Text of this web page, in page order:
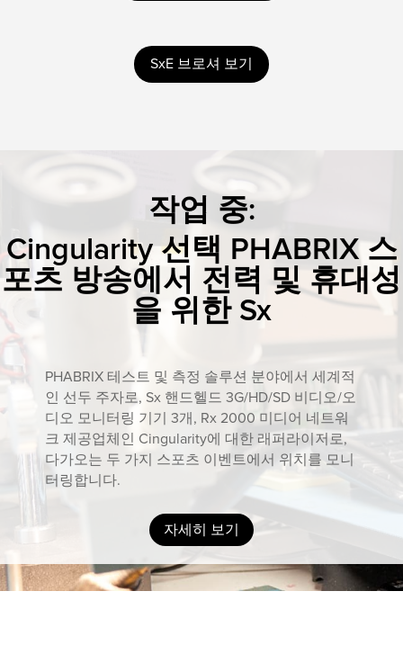
SxE 브로셔 보기
작업 중:
Cingularity 선택 PHABRIX 스
포츠 방송에서 전력 및 휴대성
을 위한 Sx
PHABRIX 테스트 및 측정 솔루션 분야에서 세계적
인 선두 주자로, Sx 핸드헬드 3G/HD/SD 비디오/오
디오 모니터링 기기 3개, Rx 2000 미디어 네트워
크 제공업체인 Cingularity에 대한 래퍼라이저로,
다가오는 두 가지 스포츠 이벤트에서 위치를 모니
터링합니다.
자세히 보기